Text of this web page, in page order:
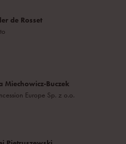
de Rosset
Miechowicz-Buczek
Europe Sp. z o.o.